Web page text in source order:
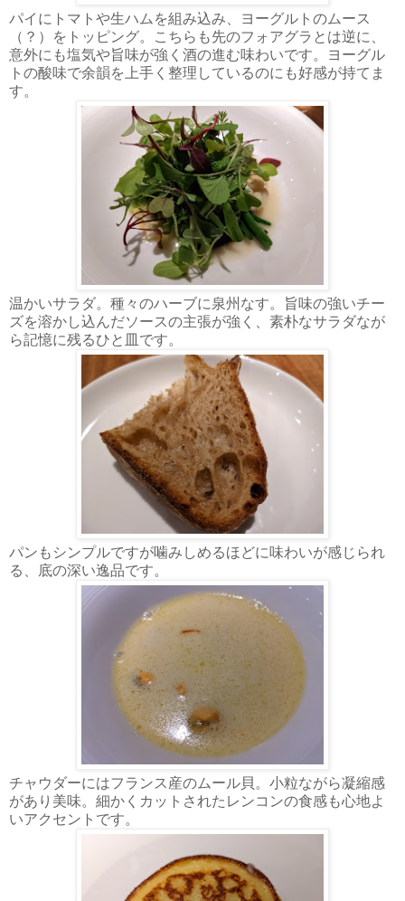
パイにトマトや生ハムを組み込み、ヨーグルトのムース
（？）をトッピング。こちらも先のフォアグラとは逆に、
意外にも塩気や旨味が強く酒の進む味わいです。ヨーグル
トの酸味で余韻を上手く整理しているのにも好感が持てま
す。
温かいサラダ。種々のハーブに泉州なす。旨味の強いチー
ズを溶かし込んだソースの主張が強く、素朴なサラダなが
ら記憶に残るひと皿です。
パンもシンプルですが噛みしめるほどに味わいが感じられ
る、底の深い逸品です。
チャウダーにはフランス産のムール貝。小粒ながら凝縮感
があり美味。細かくカットされたレンコンの食感も心地よ
いアクセントです。